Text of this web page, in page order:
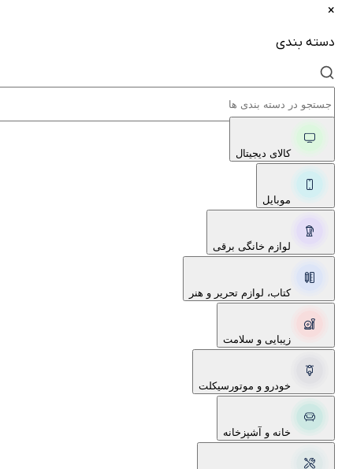
بندی
کالای دیجیتال
موبایل
لوازم خانگی برقی
کتاب، لوازم تحریر و هنر
زیبایی و سلامت
خودرو و موتورسیکلت
خانه و آشپزخانه